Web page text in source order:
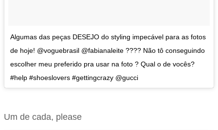
Algumas das peças DESEJO do styling impecável para as fotos
de hoje! @voguebrasil @fabianaleite ???? Não tô conseguindo
escolher meu preferido pra usar na foto ? Qual o de vocês?
#help #shoeslovers #gettingcrazy @gucci
Um de cada, please